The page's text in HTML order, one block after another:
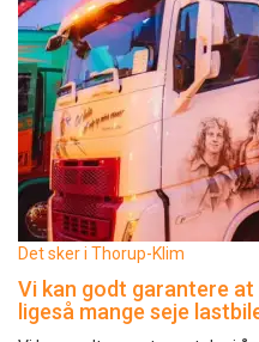
Det sker i Thorup-Klim
Vi kan godt garantere
ligeså mange seje